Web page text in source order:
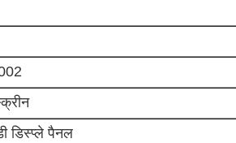
डिस्प्ले पैनल